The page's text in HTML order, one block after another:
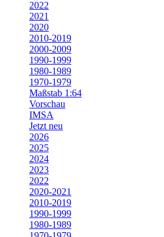
2022
2021
2020
2010-2019
2000-2009
1990-1999
1980-1989
1970-1979
Maßstab 1:64
Vorschau
IMSA
Jetzt neu
2026
2025
2024
2023
2022
2020-2021
2010-2019
1990-1999
1980-1989